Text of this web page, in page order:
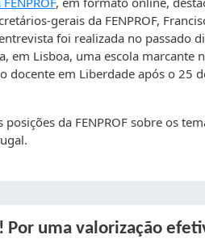
gerais da FENPROF,
foi realizada no passado
em Lisboa, uma escola marcante
docente em Liberdade após o 25
da FENPROF sobre os
Por uma valorização